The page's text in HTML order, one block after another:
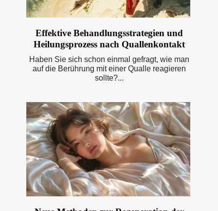
Effektive Behandlungsstrategien und
Heilungsprozess nach Quallenkontakt
Haben Sie sich schon einmal gefragt, wie man
auf die Berührung mit einer Qualle reagieren
sollte?...